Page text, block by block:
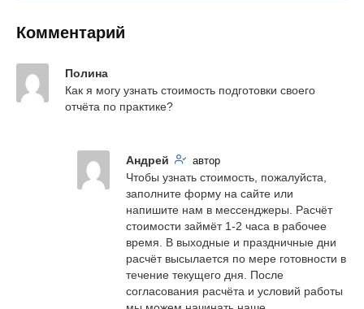
Комментарий
Полина
Как я могу узнать стоимость подготовки своего
отчёта по практике?
Андрей автор
Чтобы узнать стоимость, пожалуйста,
заполните форму на сайте или
напишите нам в мессенджеры. Расчёт
стоимости займёт 1-2 часа в рабочее
время. В выходные и праздничные дни
расчёт высылается по мере готовности в
течение текущего дня. После
согласования расчёта и условий работы